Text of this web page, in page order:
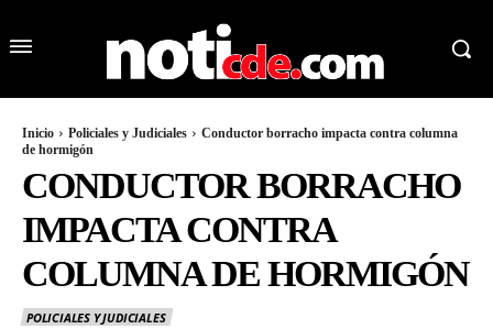
Inicio Policiales y Judiciales
Conductor borracho impacta contra columna
de hormigón
CONDUCTOR BORRACHO
IMPACTA CONTRA
COLUMNA DE HORMIGÓN
POLICIALES Y JUDICIALES